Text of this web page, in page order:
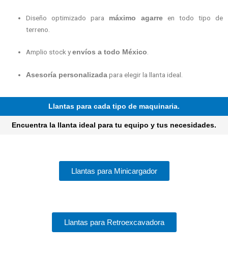
Diseño optimizado para máximo agarre en todo tipo de
terreno.
Amplio stock yenvíos a todo México
Asesoría personalizada para elegir la llanta ideal.
Llantas para cada tipo de maquinaria.
Encuentra la llanta ideal para tu equipo y tus necesidades.
Llantas para Minicargador
Llantas para Retroexcavadora